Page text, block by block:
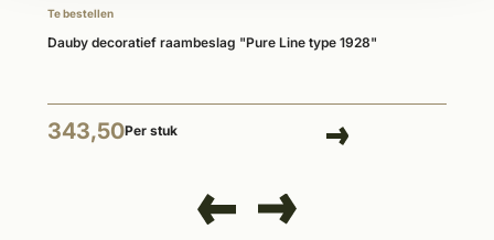
Te bestellen
Dauby decoratief raambeslag "Pure Line type 1928"
343,50Per stuk